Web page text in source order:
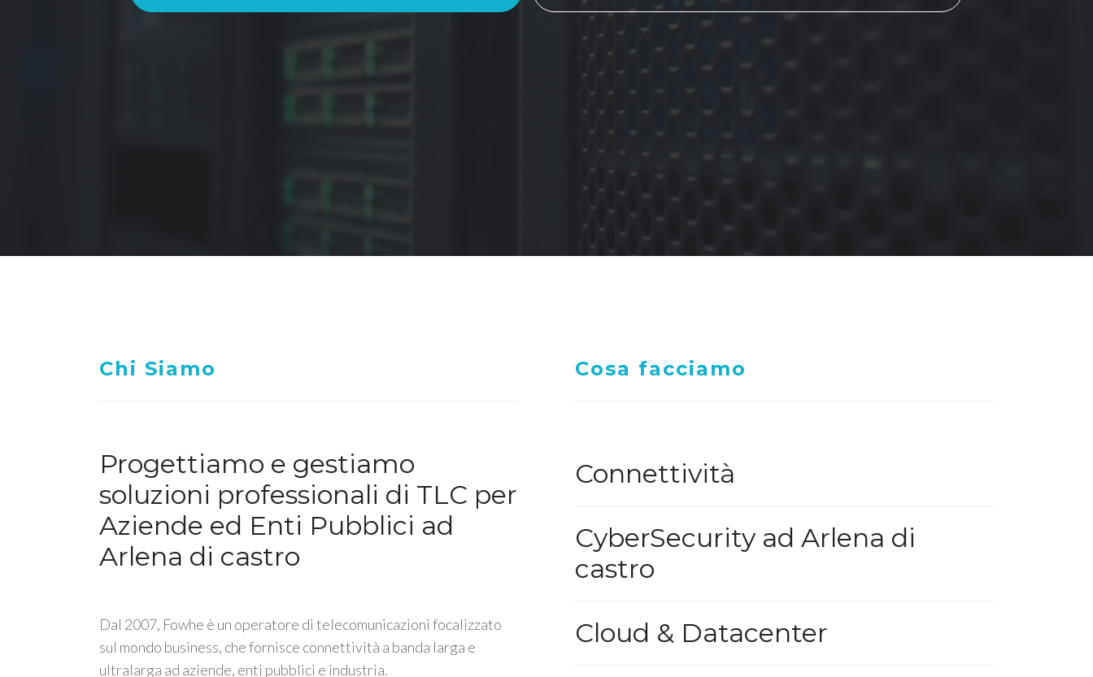
Chi Siamo
Progettiamo e gestiamo
soluzioni professionali di TLC per
Aziende ed Enti Pubblici ad
Arlena di castro
Dal 2007, Fowhe è un operatore di telecomunicazioni focalizzato
sul mondo business, che fornisce connettività a banda larga e
ultralarga ad aziende, enti pubblici e industria.
Cosa facciamo
Connettività
CyberSecurity ad Arlena di
castro
Cloud & Datacenter